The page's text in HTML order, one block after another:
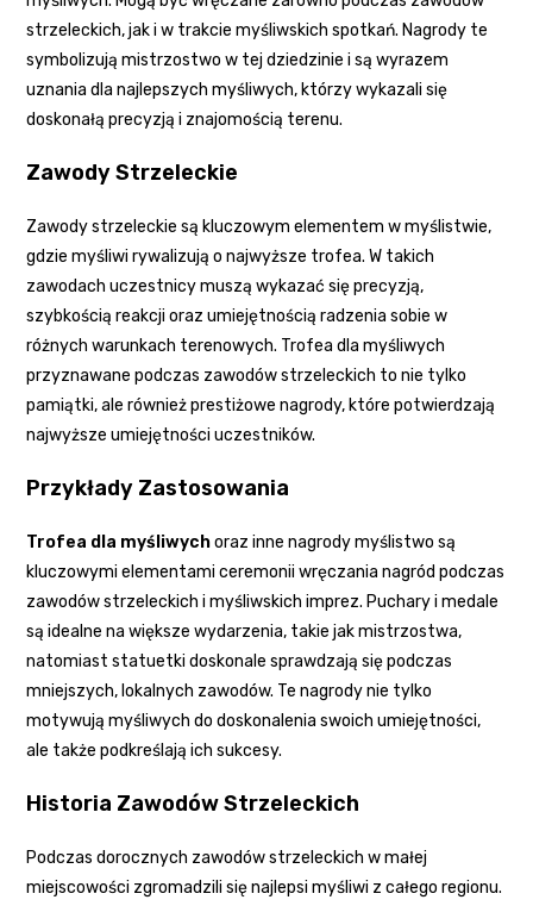
strzeleckich, jak i w trakcie myśliwskich spotkań. Nagrody te
symbolizują mistrzostwo w tej dziedzinie i są wyrazem
uznania dla najlepszych myśliwych, którzy wykazali się
doskonałą precyzją i znajomością terenu.
Zawody Strzeleckie
Zawody strzeleckie są kluczowym elementem w myślistwie,
gdzie myśliwi rywalizują o najwyższe trofea. W takich
zawodach uczestnicy muszą wykazać się precyzją,
szybkością reakcji oraz umiejętnością radzenia sobie w
różnych warunkach terenowych. Trofea dla myśliwych
przyznawane podczas zawodów strzeleckich to nie tylko
pamiątki, ale również prestiżowe nagrody, które potwierdzają
najwyższe umiejętności uczestników.
Przykłady Zastosowania
Trofea dla myśliwychoraz inne nagrody myślistwo są
kluczowymi elementami ceremonii wręczania nagród podczas
zawodów strzeleckich i myśliwskich imprez. Puchary i medale
są idealne na większe wydarzenia, takie jak mistrzostwa,
natomiast statuetki doskonale sprawdzają się podczas
mniejszych, lokalnych zawodów. Te nagrody nie tylko
motywują myśliwych do doskonalenia swoich umiejętności,
ale także podkreślają ich sukcesy.
Historia Zawodów Strzeleckich
Podczas dorocznych zawodów strzeleckich w małej
miejscowości zgromadzili się najlepsi myśliwi z całego regionu.